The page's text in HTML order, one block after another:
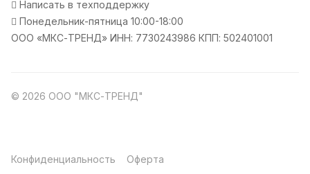
Написать в техподдержку
Понедельник-пятница 10:00-18:00
ООО «МКС-ТРЕНД» ИНН: 7730243986 КПП: 502401001
© 2026 ООО "МКС-ТРЕНД"
Конфиденциальность Оферта